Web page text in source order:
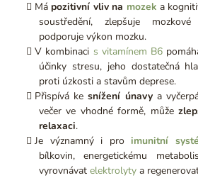
Má pozitivní vliv na mozek a
soustředění, zlepšuje
podporuje výkon mozku.
V kombinaci s vitamínem B6
účinky stresu, jeho dostatečná
proti úzkosti a stavům deprese.
Přispívá kesnížení únavya
večer ve vhodné formě, může
relaxaci.
Je významný i proimunitní
bílkovin, energetickému
vyrovnávat elektrolyty a